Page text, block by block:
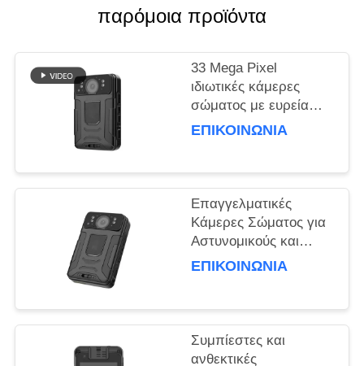
ΥΠΟΘΈΣΕΙΣ
ΖΗΤΉΣΤΕ
ΜΙΑ
ΠΡΟΣΦΟΡΆ
SITEMAP
ΠΟΛΙΤΙΚΉ
ΑΠΟΡΡΉΤΟΥ
παρόμοια προϊόντα
33 Mega Pixel
ιδιωτικές κάμερες
σώματος με ευρεία
γωνία 150 μοίρες
ΕΠΙΚΟΙΝΩΝΊΑ
Επαγγελματικές
Κάμερες Σώματος για
Αστυνομικούς και
Προσωπικό Ασφαλείας
ΕΠΙΚΟΙΝΩΝΊΑ
Συμπίεστες και
ανθεκτικές